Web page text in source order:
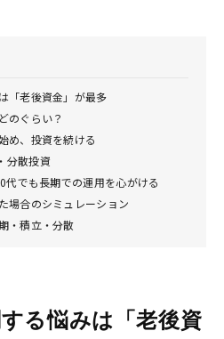
「老後資金」が最多
のぐらい？
め、投資を続ける
分散投資
でも長期での運用を心がける
場合のシミュレーション
・積立・分散
る悩みは「老後資